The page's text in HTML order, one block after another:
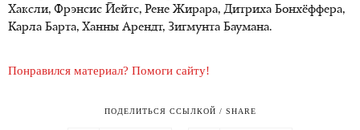
Хаксли, Фрэнсис Йейтс, Рене Жирара, Дитриха Бонхёффера,
Карла Барта, Ханны Арендт, Зигмунта Баумана.
Понравился материал? Помоги сайту!
ПОДЕЛИТЬСЯ ССЫЛКОЙ / SHARE